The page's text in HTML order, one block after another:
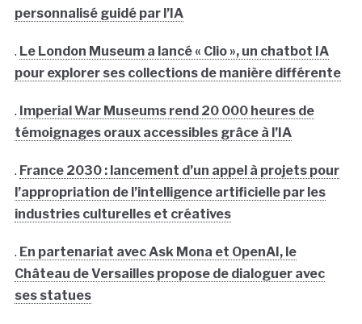
personnalisé guidé par l’IA
. Le London Museum a lancé « Clio », un chatbot IA
pour explorer ses collections de manière différente
. Imperial War Museums rend 20 000 heures de
témoignages oraux accessibles grâce à l’IA
. France 2030 : lancement d’un appel à projets pour
l’appropriation de l’intelligence artificielle par les
industries culturelles et créatives
. En partenariat avec Ask Mona et OpenAI, le
Château de Versailles propose de dialoguer avec
ses statues